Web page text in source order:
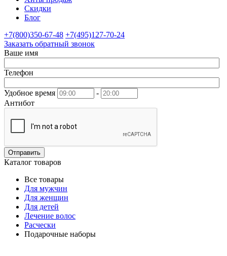
Скидки
Блог
+7(800)350-67-48 +7(495)127-70-24
Заказать обратный звонок
Ваше имя
Телефон
Удобное время
-
Антибот
Отправить
Каталог товаров
Все товары
Для мужчин
Для женщин
Для детей
Лечение волос
Расчески
Подарочные наборы